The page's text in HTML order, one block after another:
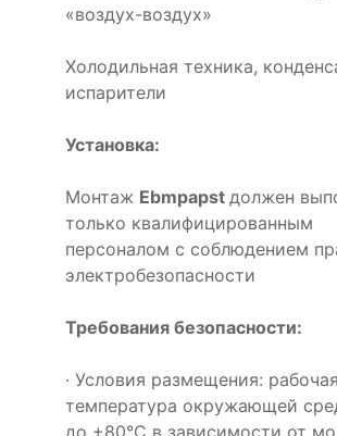
«воздух-воздух»
Холодильная техника,
испарители
Установка:
Монтаж Ebmpapst должен
только квалифицированным
персоналом с соблюдением
электробезопасности
Требования безопасности:
· Условия размещения: рабочая
температура окружающей
до +80°C в зависимости от